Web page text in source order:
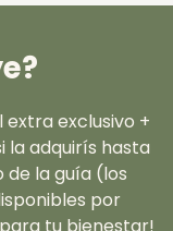
exclusivo +
la adquirís hasta
de la guía (los
por
tu bienestar!